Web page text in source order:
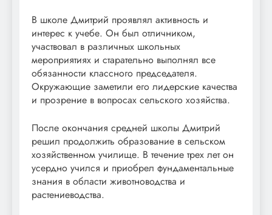
В школе Дмитрий проявлял активность и
интерес к учебе. Он был отличником,
участвовал в различных школьных
мероприятиях и старательно выполнял все
обязанности классного председателя.
Окружающие заметили его лидерские качества
и прозрение в вопросах сельского хозяйства.
После окончания средней школы Дмитрий
решил продолжить образование в сельском
хозяйственном училище. В течение трех лет он
усердно учился и приобрел фундаментальные
знания в области животноводства и
растениеводства.